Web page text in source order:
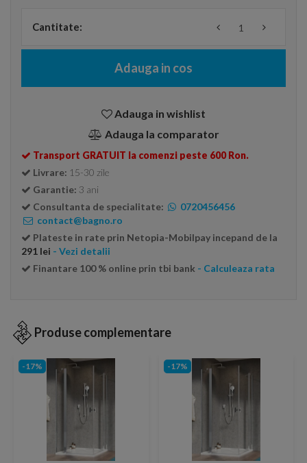
Cantitate:
Adauga in cos
Adauga in wishlist
Adauga la comparator
Transport GRATUIT la comenzi peste 600 Ron.
Livrare: 15-30 zile
Garantie: 3 ani
Consultanta de specialitate:
0720456456
contact@bagno.ro
Plateste in rate prin Netopia-Mobilpay incepand de la
291 lei - Vezi detalii
Finantare 100 % online prin tbi bank - Calculeaza rata
Produse complementare
-17% -17%